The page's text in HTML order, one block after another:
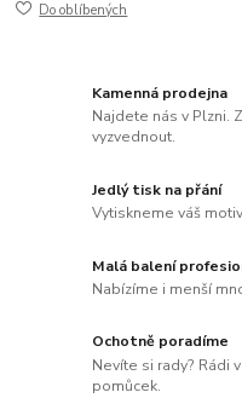
Do oblíbených
Kamenná prodejna
Najdete nás v Plzni.
vyzvednout.
Jedlý tisk na přání
Vytiskneme váš
Malá balení
Nabízíme i menší
Ochotně poradíme
Nevíte si rady? Rádi
pomůcek.